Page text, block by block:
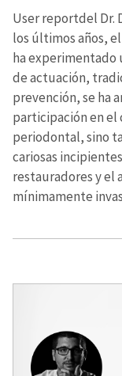
User reportdel Dr.
los últimos años,
ha experimentado
de actuación,
prevención, se ha
participación en el
periodontal, sino
cariosas
restauradores y el
mínimamente